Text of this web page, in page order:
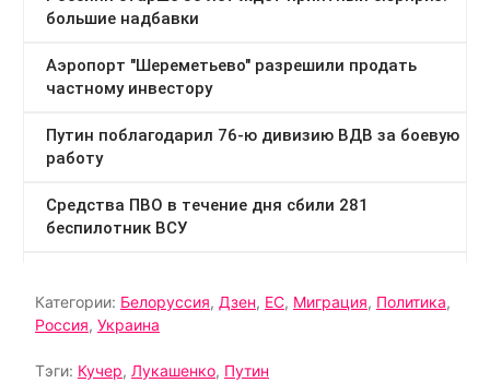
Категории: Белоруссия, Дзен, ЕС, Миграция, Политика,
Россия, Украина
Тэги: Кучер, Лукашенко, Путин